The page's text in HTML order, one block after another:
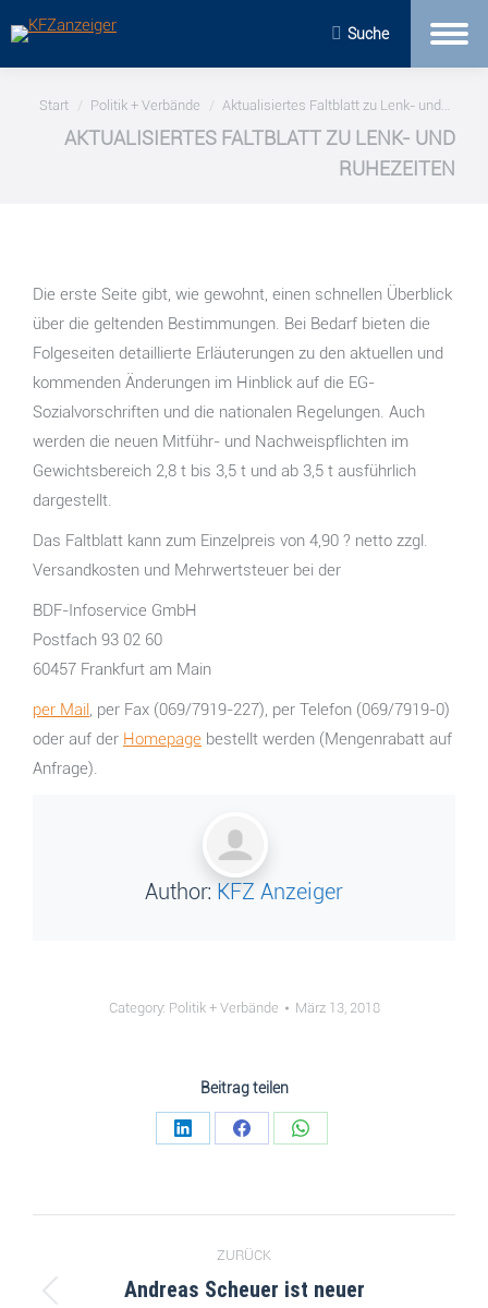
Suche
Sie befinden sich hier:
Start Politik + Verbände Aktualisiertes Faltblatt zu Lenk- und…
AKTUALISIERTES FALTBLATT ZU LENK- UND
RUHEZEITEN
Die erste Seite gibt, wie gewohnt, einen schnellen Überblick
über die geltenden Bestimmungen. Bei Bedarf bieten die
Folgeseiten detaillierte Erläuterungen zu den aktuellen und
kommenden Änderungen im Hinblick auf die EG-
Sozialvorschriften und die nationalen Regelungen. Auch
werden die neuen Mitführ- und Nachweispflichten im
Gewichtsbereich 2,8 t bis 3,5 t und ab 3,5 t ausführlich
dargestellt.
Das Faltblatt kann zum Einzelpreis von 4,90 ? netto zzgl.
Versandkosten und Mehrwertsteuer bei der
BDF-Infoservice GmbH
Postfach 93 02 60
60457 Frankfurt am Main
per Mail, per Fax (069/7919-227), per Telefon (069/7919-0)
oder auf der Homepage bestellt werden (Mengenrabatt auf
Anfrage).
Author: KFZ Anzeiger
Category: Politik + Verbände März 13, 2018
Beitrag teilen
ZURÜCK
Andreas Scheuer ist neuer